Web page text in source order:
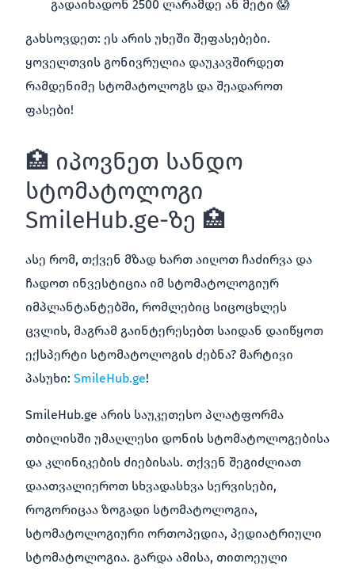
გადაიხადონ 2500 ლარამდე ან მეტი 😱
გახსოვდეთ: ეს არის უხეში შეფასებები.
ყოველთვის გონივრულია დაუკავშირდეთ
რამდენიმე სტომატოლოგს და შეადაროთ
ფასები!
🏥 იპოვნეთ სანდო
სტომატოლოგი
SmileHub.ge-ზე 🏥
ასე რომ, თქვენ მზად ხართ აიღოთ ჩაძირვა და
ჩადოთ ინვესტიცია იმ სტომატოლოგიურ
იმპლანტანტებში, რომლებიც სიცოცხლეს
ცვლის, მაგრამ გაინტერესებთ საიდან დაიწყოთ
ექსპერტი სტომატოლოგის ძებნა? მარტივი
პასუხი: SmileHub.ge!
SmileHub.ge არის საუკეთესო პლატფორმა
თბილისში უმაღლესი დონის სტომატოლოგებისა
და კლინიკების ძიებისას. თქვენ შეგიძლიათ
დაათვალიეროთ სხვადასხვა სერვისები,
როგორიცაა ზოგადი სტომატოლოგია,
სტომატოლოგიური ორთოპედია, პედიატრიული
სტომატოლოგია. გარდა ამისა, თითოეული